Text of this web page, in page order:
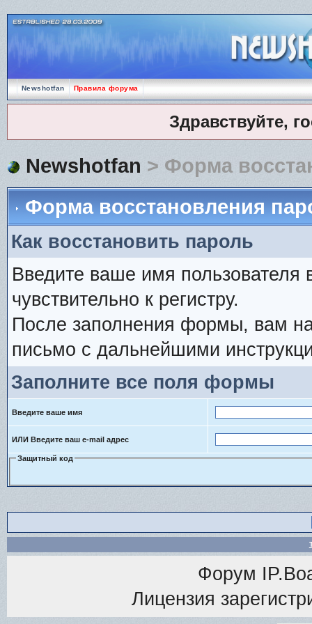
Newshotfan Правила форума
Здравствуйте,
Newshotfan > Форма
Форма восстановления
Как восстановить пароль
Введите ваше имя
чувствительно к регистру.
После заполнения формы, вам на
письмо с дальнейшими
Заполните все поля формы
Введите ваше имя
ИЛИ Введите ваш e-mail адрес
Защитный код
Форум
Лицензия